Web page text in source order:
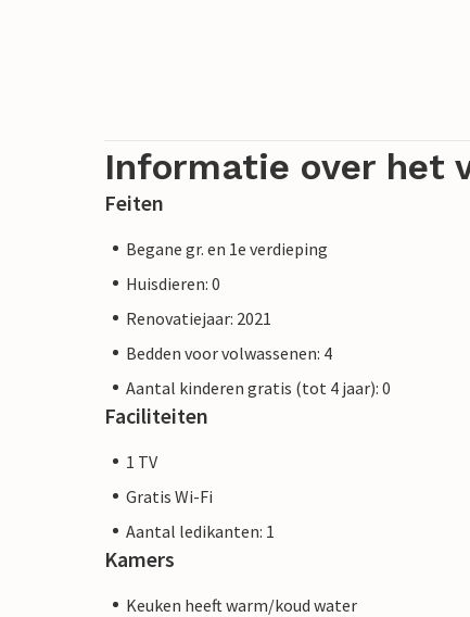
Informatie over het
Feiten
Begane gr. en 1e verdieping
Huisdieren: 0
Renovatiejaar: 2021
Bedden voor volwassenen: 4
Aantal kinderen gratis (tot 4 jaar): 0
Faciliteiten
1 TV
Gratis Wi-Fi
Aantal ledikanten: 1
Kamers
Keuken heeft warm/koud water